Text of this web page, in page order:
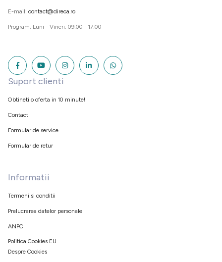
E-mail: contact@direca.ro
Program: Luni - Vineri: 09:00 - 17:00
Suport clienti
Obtineti o oferta in 10 minute!
Contact
Formular de service
Formular de retur
Informatii
Termeni si conditii
Prelucrarea datelor personale
ANPC
Politica Cookies EU
Despre Cookies